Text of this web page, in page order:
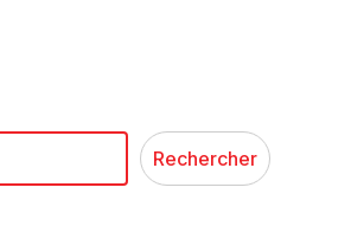
Rechercher